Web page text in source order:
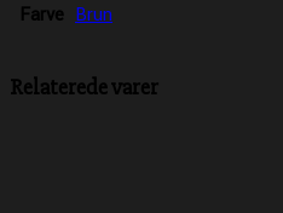
Farve Brun
Relaterede varer